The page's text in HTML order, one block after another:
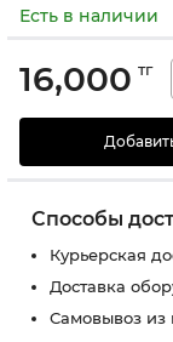
Есть в наличии
16,000 тг
Способы
Курьерская
Доставка
Самовывоз из